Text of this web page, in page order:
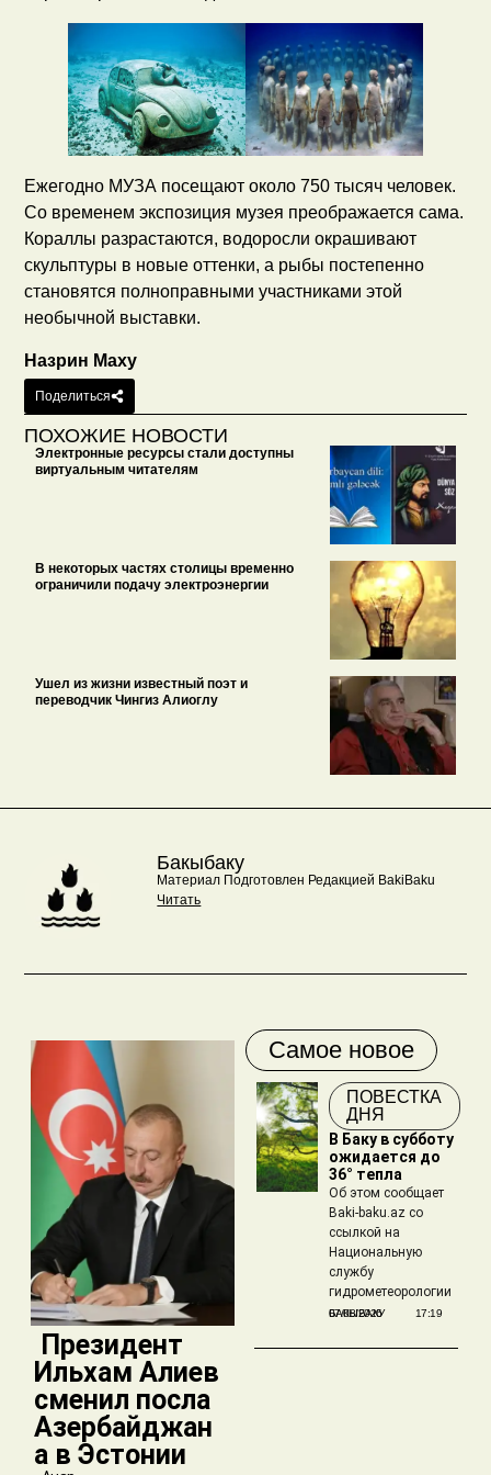
Ежегодно МУЗА посещают около 750 тысяч человек.
Со временем экспозиция музея преображается сама.
Кораллы разрастаются, водоросли окрашивают
скульптуры в новые оттенки, а рыбы постепенно
становятся полноправными участниками этой
необычной выставки.
Назрин Маху
Поделиться
ПОХОЖИЕ НОВОСТИ
Электронные ресурсы стали доступны
виртуальным читателям
В некоторых частях столицы временно
ограничили подачу электроэнергии
Ушел из жизни известный поэт и
переводчик Чингиз Алиоглу
Бакыбаку
Материал Подготовлен Редакцией BakiBaku
Читать
​ Президент
Ильхам Алиев
сменил посла
Азербайджан
а в Эстонии
Самое новое
ПОВЕСТКА
ДНЯ
В Баку в субботу
ожидается до
36° тепла
Об этом сообщает
Baki-baku.az со
ссылкой на
Национальную
службу
гидрометеорологии
БАКЫБАКУ
07/08/2026 17:19